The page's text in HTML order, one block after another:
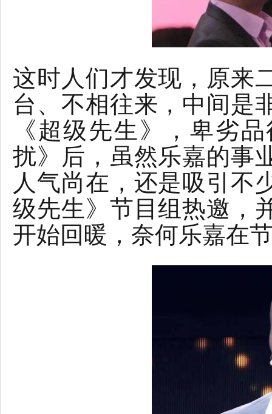
这时人们才发现，原来
台、不相往来，中间是
《超级先生》，卑劣
扰》后，虽然乐嘉的事
人气尚在，还是吸引不
级先生》节目组热邀，
开始回暖，奈何乐嘉在